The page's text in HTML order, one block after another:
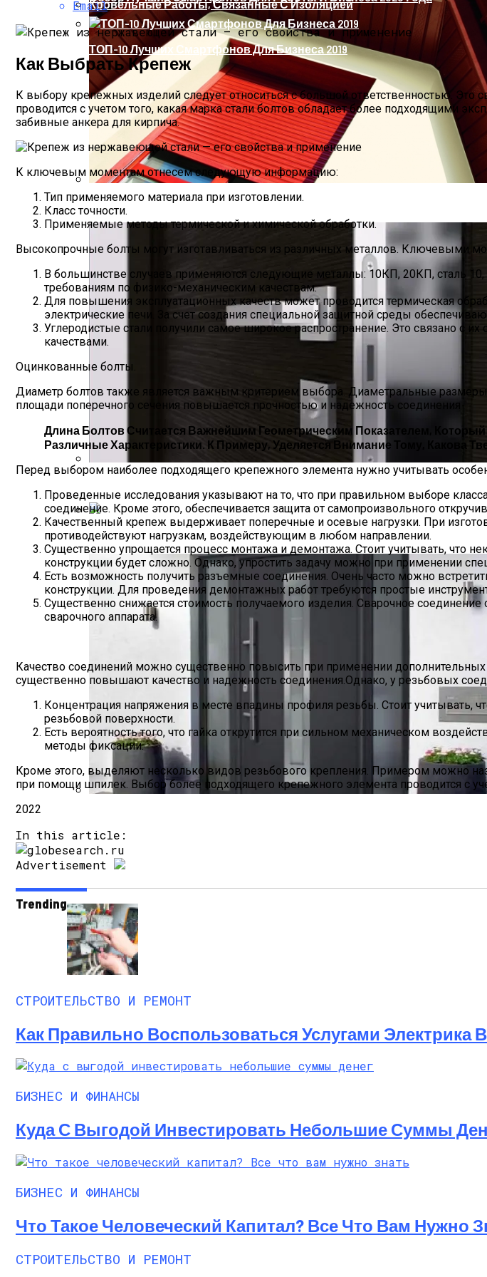
Рольставни: Изготовление И Монтаж
Выбор И Ремонт Замка Входной Двери В Москве И МО
ТОП-10 Лучших Смартфонов Для Бизнеса 2019
Кровельные Работы, Связанные С Изоляцией
Email
Как Выбрать Крепеж
К выбору крепежных изделий следует относиться с большой ответственностью. Это
проводится с учетом того, какая марка стали болтов обладает более подходящими
забивные анкера для кирпича.
К ключевым моментам отнесем следующую информацию:
Тип применяемого материала при изготовлении.
Класс точности.
Применяемые методы термической и химической обработки.
Высокопрочные болты могут изготавливаться из различных металлов. Ключевыми
В большинстве случаев применяются следующие металлы: 10КП, 20КП, сталь
требованиям по физико-механическим качествам.
Для повышения эксплуатационных качеств может проводится термическая
электрические печи. За счет создания специальной защитной среды
Углеродистые стали получили самое широкое распространение. Это связано с
качествами.
Оцинкованные болты.
Диаметр болтов также является важным критерием выбора. Диаметральные
площади поперечного сечения повышается прочностью и надежность соединения
Длина Болтов Считается Важнейшим Геометрическим Показателем,
Различные Характеристики. К Примеру, Уделяется Внимание Тому, Какова
Перед выбором наиболее подходящего крепежного элемента нужно учитывать
Проведенные исследования указывают на то, что при правильном выборе
соединение. Кроме этого, обеспечивается защита от самопроизвольного
Качественный крепеж выдерживает поперечные и осевые нагрузки. При
противодействуют нагрузкам, воздействующим в любом направлении.
Существенно упрощается процесс монтажа и демонтажа. Стоит учитывать, что
конструкции будет сложно. Однако, упростить задачу можно при применении
Есть возможность получить разъемные соединения. Очень часто можно
конструкции. Для проведения демонтажных работ требуются простые
Существенно снижается стоимость получаемого изделия. Сварочное
сварочного аппарата.
Качество соединений можно существенно повысить при применении
существенно повышают качество и надежность соединения.Однако, у резьбовых
Концентрация напряжения в месте впадины профиля резьбы. Стоит учитывать,
резьбовой поверхности.
Есть вероятность того, что гайка открутится при сильном механическом
методы фиксации.
Кроме этого, выделяют несколько видов резьбового крепления. Примером можно
при помощи шпилек. Выбор более подходящего крепежного элемента проводится с
2022
In this article:
Advertisement
Trending
СТРОИТЕЛЬСТВО И РЕМОНТ
Как Правильно Воспользоваться Услугами Электрика
БИЗНЕС И ФИНАНСЫ
Куда С Выгодой Инвестировать Небольшие Суммы
БИЗНЕС И ФИНАНСЫ
Что Такое Человеческий Капитал? Все Что Вам Нужно
СТРОИТЕЛЬСТВО И РЕМОНТ